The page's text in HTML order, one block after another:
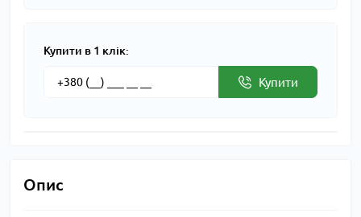
Купити в 1 клік:
Купити
Опис